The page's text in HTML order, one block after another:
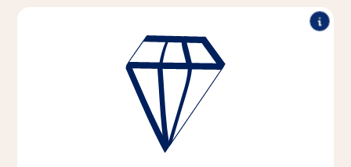
Izjemna uspešnost, partnersko sodelovanje,
inovativnost in odgovorno delovanje - to so stebri, na
katerih temeljijo vrednote našega podjetja.
Te temeljne vrednote so temelj in usmeritev naših misli
in dejanj ter nam pomagajo pri razvoju in rasti - tako
kot posameznim osebnostim kot tudi kot podjetju.